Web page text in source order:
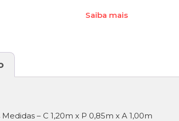
Saiba mais
– C 1,20m x P 0,85m x A 1,00m